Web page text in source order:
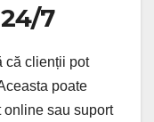
7
că clienții pot
poate
online sau suport